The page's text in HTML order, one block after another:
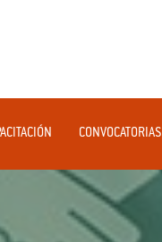
CONVOCATORIAS